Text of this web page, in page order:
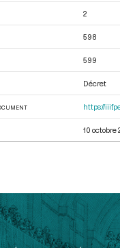
2
598
599
Décret
https://
10 octobre